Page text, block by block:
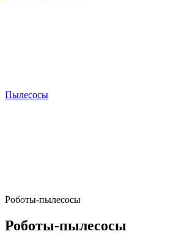
Пылесосы
Роботы-пылесосы
Роботы-пылесосы